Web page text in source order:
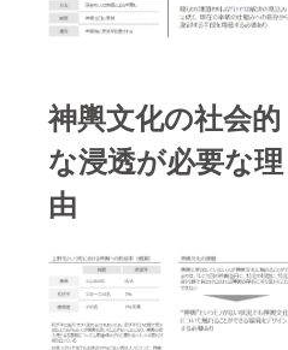
神輿文化の社会的
な浸透が必要な理
由